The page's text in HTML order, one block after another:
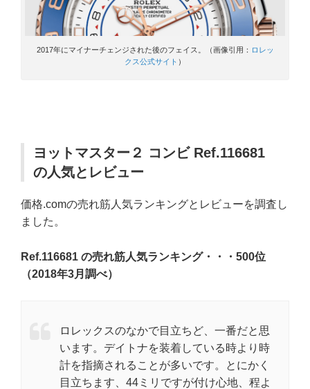
2017年にマイナーチェンジされた後のフェイス。（画像引用： ロレッ
クス公式サイト ）
ヨットマスター２ コンビ Ref.116681
の人気とレビュー
価格.comの売れ筋人気ランキングとレビューを調査し
ました。
Ref.116681 の売れ筋人気ランキング・・・500位
（2018年3月調べ）
ロレックスのなかで目立ちど、一番だと思
います。デイトナを装着している時より時
計を指摘されることが多いです。とにかく
目立ちます、44ミリですが付け心地、程よ